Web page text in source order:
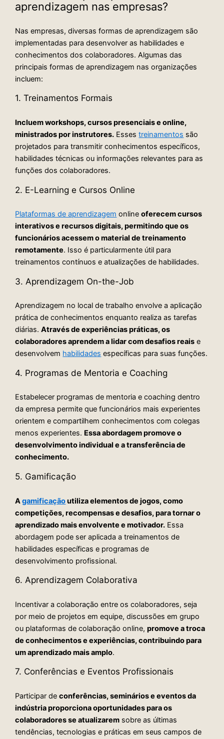
aprendizagem nas empresas?
Nas empresas, diversas formas de aprendizagem são
implementadas para desenvolver as habilidades e
conhecimentos dos colaboradores. Algumas das
principais formas de aprendizagem nas organizações
incluem:
1. Treinamentos Formais
Incluem workshops, cursos presenciais e online,
ministrados por instrutores. Essestreinamentos são
projetados para transmitir conhecimentos específicos,
habilidades técnicas ou informações relevantes para as
funções dos colaboradores.
2. E-Learning e Cursos Online
Plataformas de aprendizagem onlineoferecem cursos
interativos e recursos digitais, permitindo que os
funcionários acessem o material de treinamento
remotamente. Isso é particularmente útil para
treinamentos contínuos e atualizações de habilidades.
3. Aprendizagem On-the-Job
Aprendizagem no local de trabalho envolve a aplicação
prática de conhecimentos enquanto realiza as tarefas
diárias.Através de experiências práticas, os
colaboradores aprendem a lidar com desafios reais e
desenvolvem habilidades específicas para suas funções.
4. Programas de Mentoria e Coaching
Estabelecer programas de mentoria e coaching dentro
da empresa permite que funcionários mais experientes
orientem e compartilhem conhecimentos com colegas
menos experientes. Essa abordagem promove o
desenvolvimento individual e a transferência de
conhecimento.
5. Gamificação
Agamificaçãoutiliza elementos de jogos, como
competições, recompensas e desafios, para tornar o
aprendizado mais envolvente e motivador. Essa
abordagem pode ser aplicada a treinamentos de
habilidades específicas e programas de
desenvolvimento profissional.
6. Aprendizagem Colaborativa
Incentivar a colaboração entre os colaboradores, seja
por meio de projetos em equipe, discussões em grupo
ou plataformas de colaboração online,promove a troca
de conhecimentos e experiências, contribuindo para
um aprendizado mais amplo.
7. Conferências e Eventos Profissionais
Participar deconferências, seminários e eventos da
indústria proporciona oportunidades para os
colaboradores se atualizarem sobre as últimas
tendências, tecnologias e práticas em seus campos de